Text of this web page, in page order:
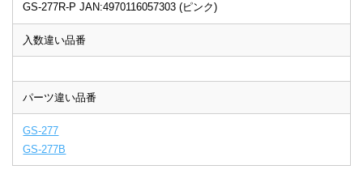
GS-277R-P JAN:4970116057303 (ピンク)
入数違い品番
パーツ違い品番
GS-277
GS-277B